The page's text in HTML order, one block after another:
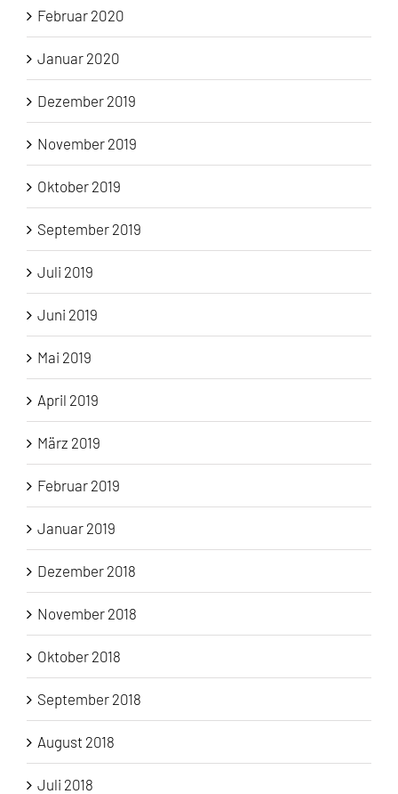
Februar 2020
Januar 2020
Dezember 2019
November 2019
Oktober 2019
September 2019
Juli 2019
Juni 2019
Mai 2019
April 2019
März 2019
Februar 2019
Januar 2019
Dezember 2018
November 2018
Oktober 2018
September 2018
August 2018
Juli 2018